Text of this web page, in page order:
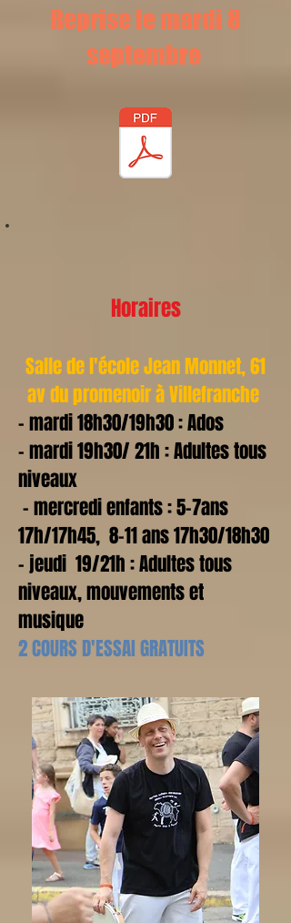
Reprise le mardi 8
septembre
Horaires
Salle de l'école Jean Monnet, 61
av du promenoir à Villefranche
- mardi 18h30/19h30 : Ados
- mardi 19h30/ 21h : Adultes tous
niveaux
- mercredi enfants : 5-7ans
17h/17h45, 8-11 ans 17h30/18h30
- jeudi 19/21h : Adultes tous
niveaux, mouvements et
musique
2 COURS D'ESSAI GRATUITS